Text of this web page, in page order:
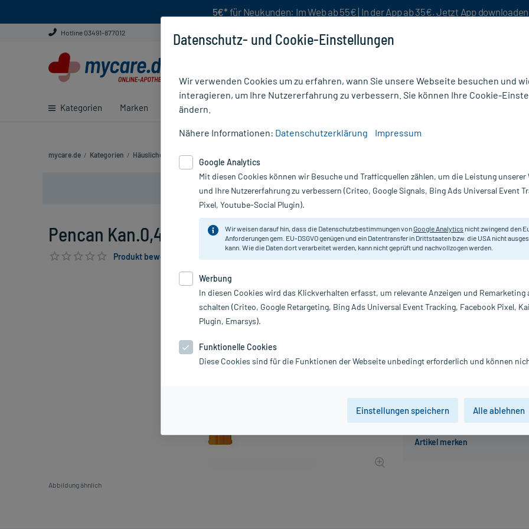
5€* für Neukunden: Im Web ab 55€ | In der App ab 35€. Jetzt App downloaden
Hotline 03491-877012
Kategorien Marken Ratgeber
mycare.de / Kategorien / Häusliche Pflege / Krankenpflege
Nur für kurze Zeit:Gratis-Versand* ab 19€ Mindestbestellwert!
Pencan Kan.0,42X120mm 27 G, 1 St
Produkt bewerten & PlusHerzen sichern
Abbildung ähnlich
Der Artikel ist momentan
Beratung für
Pencil Point-Kanülen zur
Darreichung:
Hersteller:
Datenschutz- und Cookie-Einstellungen
Wir verwenden Cookies um zu erfahren, wann Sie unsere Webseite besuchen und
interagieren, um Ihre Nutzererfahrung zu verbessern. Sie können Ihre Cookie-
ändern.
Nähere Informationen: Datenschutzerklärung Impressum
Google Analytics
Mit diesen Cookies können wir Besuche und Trafficquellen zählen, um die Leistung unserer
und Ihre Nutzererfahrung zu verbessern (Criteo, Google Signals, Bing Ads Universal Event
Pixel, Youtube-Social Plugin).
Wir weisen darauf hin, dass die Datenschutzbestimmungen vonGoogle Analytics nicht zwingend den
Anforderungen gem. EU-DSGVO genügen und ein Datentransfer in Drittstaaten bzw. die USA nicht
kann. Wie die Daten dort verarbeitet werden, kann nicht geprüft und nachvollzogen werden.
Werbung
In diesen Cookies wird das Klickverhalten erfasst, um relevante Anzeigen und Remarketing
schalten (Criteo, Google Retargeting, Bing Ads Universal Event Tracking, Facebook Pixel,
Plugin, Emarsys).
Funktionelle Cookies
Diese Cookies sind für die Funktionen der Webseite unbedingt erforderlich und können
Einstellungen speichern Alle ablehnen